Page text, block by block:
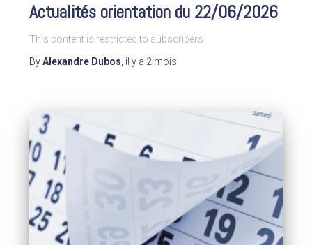
Actualités orientation du 22/06/2026
This content is restricted to subscribers
ByAlexandre Dubos il y a 2 mois